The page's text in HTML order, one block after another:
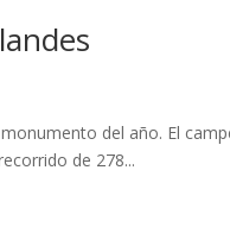
del año. El
de 278...